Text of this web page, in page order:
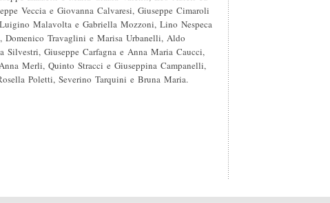
Veccia e Giovanna Calvaresi, Giuseppe Cimaroli
Malavolta e Gabriella Mozzoni, Lino Nespeca
Domenico Travaglini e Marisa Urbanelli, Aldo
Silvestri, Giuseppe Carfagna e Anna Maria Caucci,
Merli, Quinto Stracci e Giuseppina Campanelli,
Poletti, Severino Tarquini e Bruna Maria.